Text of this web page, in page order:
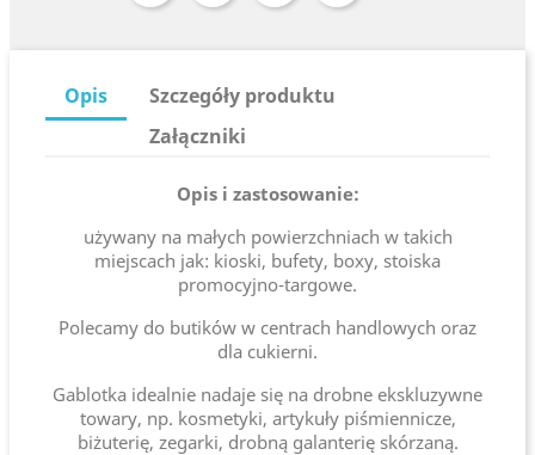
Opis
Szczegóły produktu
Załączniki
Opis i zastosowanie:
używany na małych powierzchniach w takich
miejscach jak: kioski, bufety, boxy, stoiska
promocyjno-targowe.
Polecamy do butików w centrach handlowych oraz
dla cukierni.
Gablotka idealnie nadaje się na drobne ekskluzywne
towary, np. kosmetyki, artykuły piśmiennicze,
biżuterię, zegarki, drobną galanterię skórzaną.